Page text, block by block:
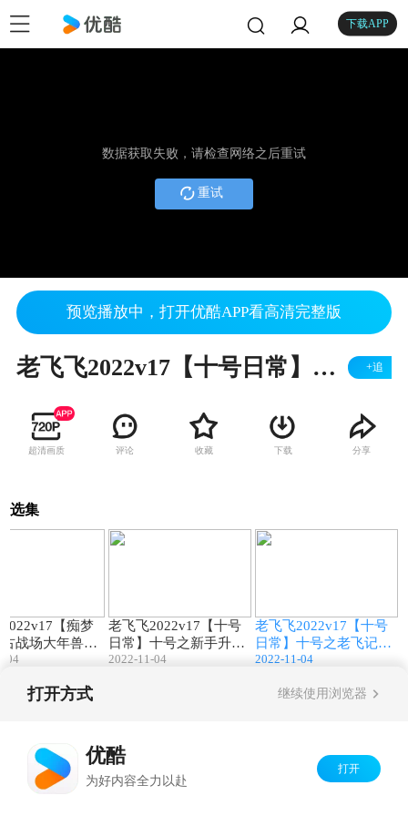
下载APP
数据获取失败，请检查网络之后重试
重试
预览播放中，打开优酷APP看高清完整版
老飞飞2022v17【十号日常】十号之老飞记忆碎片 +追
超清画质 评论 收藏 下载 分享
选集
【痴梦
战场大年兽BO
级
04
老飞飞2022v17【十号
日常】十号之新手升级
攻略篇
2022-11-04
老飞飞2022v17【十号
日常】十号之老飞记忆
碎片
2022-11-04
打开方式 继续使用浏览器
优酷
为好内容全力以赴
打开